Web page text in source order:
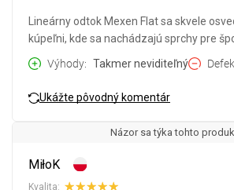
Lineárny odtok Mexen Flat sa skvele
kúpeľni, kde sa nachádzajú sprchy pre
Výhody
Takmer neviditeľný
Ukážte pôvodný komentár
Názor sa týka tohto
MiłoK
Kvalita: